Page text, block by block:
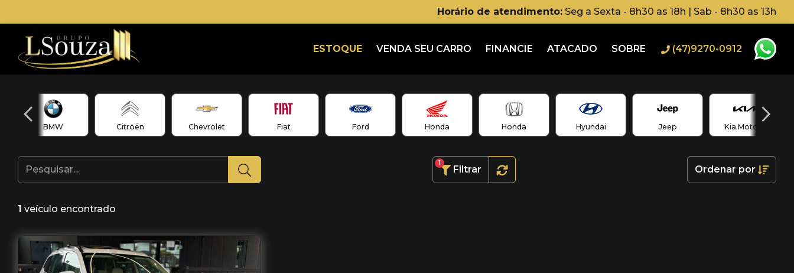
Horário de atendimento: Seg a Sexta - 8h30 as 18h | Sab - 8h30 as 13h
ESTOQUE VENDA SEU CARRO FINANCIE ATACADO SOBRE (47)9270-0912
BMW Citroën Chevrolet Fiat Ford Honda Honda Hyundai Jeep Kia Motors
Filtrar
1
Ordenar por
1 veículo encontrado